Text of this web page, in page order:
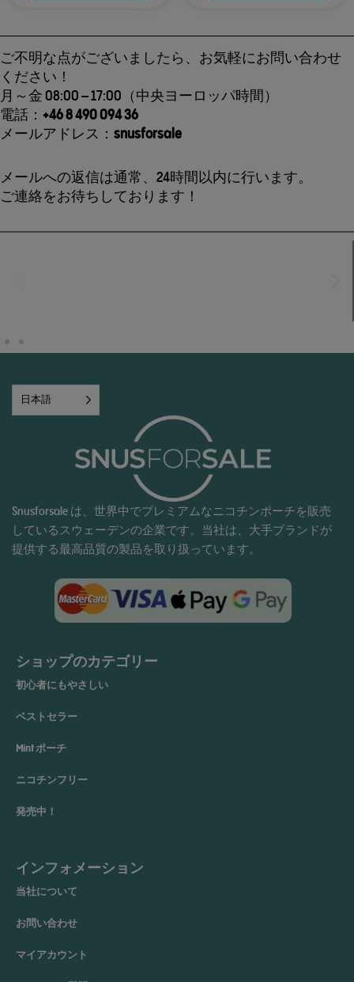
ご不明な点がございましたら、お気軽にお問い合わせ
ください！
月～金 08:00 – 17:00（中央ヨーロッパ時間）
電話： +46 8 490 094 36
メールアドレス： snusforsale
メールへの返信は通常、24時間以内に行います。
ご連絡をお待ちしております！
日本語
Snusforsale は、世界中でプレミアムなニコチンポーチを販売
しているスウェーデンの企業です。当社は、大手ブランドが
提供する最高品質の製品を取り扱っています。
ショップのカテゴリー
初心者にもやさしい
ベストセラー
Mint ポーチ
ニコチンフリー
発売中！
インフォメーション
当社について
お問い合わせ
マイアカウント